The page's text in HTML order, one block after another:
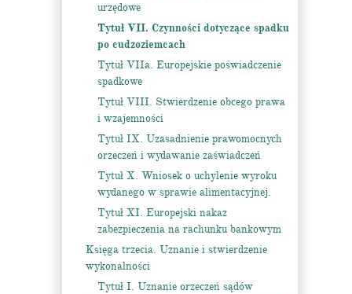
urzędowe
Tytuł VII. Czynności dotyczące spadku
po cudzoziemcach
Tytuł VIIa. Europejskie poświadczenie
spadkowe
Tytuł VIII. Stwierdzenie obcego prawa
i wzajemności
Tytuł IX. Uzasadnienie prawomocnych
orzeczeń i wydawanie zaświadczeń
Tytuł X. Wniosek o uchylenie wyroku
wydanego w sprawie alimentacyjnej.
Tytuł XI. Europejski nakaz
zabezpieczenia na rachunku bankowym
Księga trzecia. Uznanie i stwierdzenie
wykonalności
Tytuł I. Uznanie orzeczeń sądów